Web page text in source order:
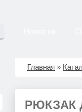
Главная »
РЮКЗАК